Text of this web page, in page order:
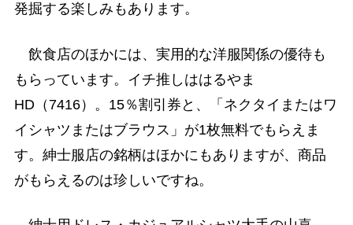
発掘する楽しみもあります。
飲食店のほかには、実用的な洋服関係の優待も
もらっています。イチ推しははるやま
HD（7416）。15％割引券と、「ネクタイまたはワ
イシャツまたはブラウス」が1枚無料でもらえま
す。紳士服店の銘柄はほかにもありますが、商品
がもらえるのは珍しいですね。